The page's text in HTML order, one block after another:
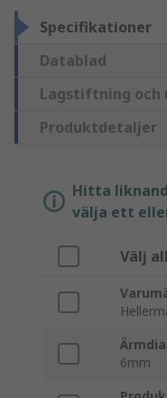
Specifikationer
Datablad
Lagstiftning och
Produktdetaljer
Hitta
välja ett
Välj
6mm